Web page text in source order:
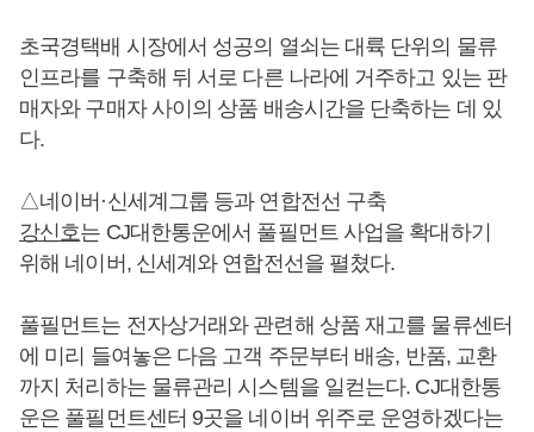
초국경택배 시장에서 성공의 열쇠는 대륙 단위의 물류
인프라를 구축해 뒤 서로 다른 나라에 거주하고 있는 판
매자와 구매자 사이의 상품 배송시간을 단축하는 데 있
다.
△네이버·신세계그룹 등과 연합전선 구축
강신호는 CJ대한통운에서 풀필먼트 사업을 확대하기
위해 네이버, 신세계와 연합전선을 펼쳤다.
풀필먼트는 전자상거래와 관련해 상품 재고를 물류센터
에 미리 들여놓은 다음 고객 주문부터 배송, 반품, 교환
까지 처리하는 물류관리 시스템을 일컫는다. CJ대한통
운은 풀필먼트센터 9곳을 네이버 위주로 운영하겠다는